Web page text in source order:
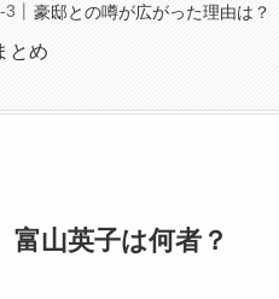
豪邸との噂が広がった理由は？
とめ
富山英子は何者？